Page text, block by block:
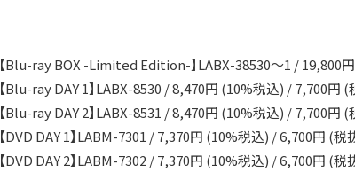
【Blu-ray BOX -Limited Edition-】LABX-38530～1 / 19,800
【Blu-ray DAY 1】LABX-8530 / 8,470円 (10%税込) / 7,700円 (
【Blu-ray DAY 2】LABX-8531 / 8,470円 (10%税込) / 7,700円 (
【DVD DAY 1】LABM-7301 / 7,370円 (10%税込) / 6,700円 (税
【DVD DAY 2】LABM-7302 / 7,370円 (10%税込) / 6,700円 (税